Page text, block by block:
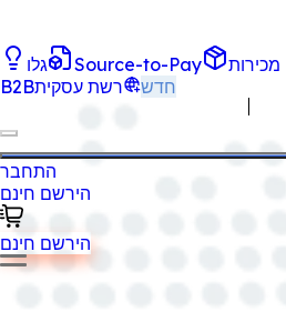
גלו Source-to-Pay
B2B
חדש רשת עסקית
התחבר
הירשם חינם
הירשם חינם